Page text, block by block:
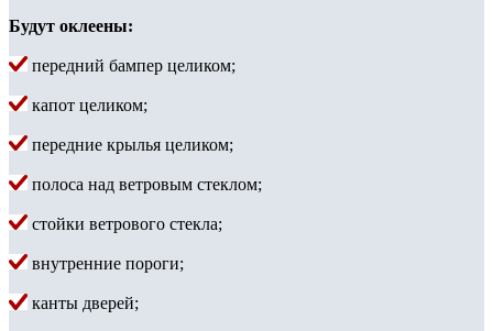
Будут оклеены:
передний бампер целиком;
капот целиком;
передние крылья целиком;
полоса над ветровым стеклом;
стойки ветрового стекла;
внутренние пороги;
канты дверей;